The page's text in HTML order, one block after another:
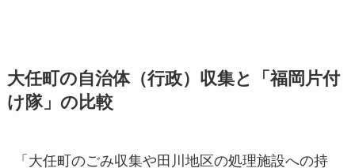
大任町の自治体（行政）収集と「福岡片付
け隊」の比較
「大任町のごみ収集や田川地区の処理施設への持